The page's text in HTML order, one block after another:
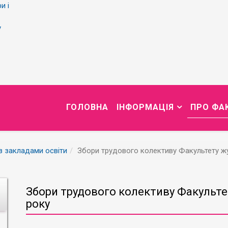
і
ГОЛОВНА ІНФОРМАЦІЯ ПРО
закладами освіти Збори трудового колективу Факультету
Збори трудового колективу
року